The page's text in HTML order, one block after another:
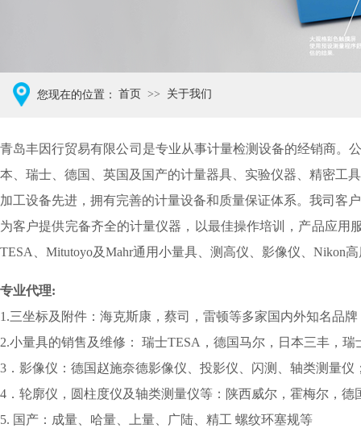
首页 >> 关于我们
您现在的位置：
青岛丰因行贸易有限公司是专业从事计量检测设备的经销商。
本、瑞士、德国、英国及国产的计量器具、实验仪器、精密工
加工设备先进，拥有完善的计量设备和质量保证体系。我司客
为客户提供完备齐全的计量仪器，以最佳操作培训，产品应
TESA
Mitutoyo及Mahr通用小量具、测高仪、影像仪、 Nikon高
专业代理:
1.三坐标及附件：海克斯康，蔡司，雷顿等多家国内外知名品牌
2.小量具的销售及维修： 瑞士TESA ，德国马尔，日本三丰，瑞
3 ．影像仪：德国赵施奈德影像仪、投影仪、闪测、轴类测量
4 ．轮廓仪，圆柱度仪及轴类测量仪等：陕西威尔，霍梅尔，
5. 国产：成量、哈量、上量、广陆、精工 螺纹环塞规等